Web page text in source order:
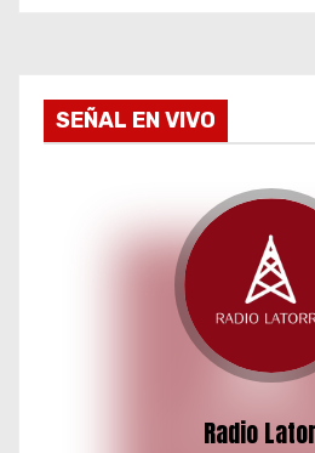
r
a
SEÑAL EN VIVO